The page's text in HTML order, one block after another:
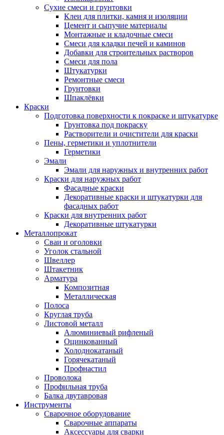
Сухие смеси и грунтовки
Клеи для плитки, камня и изоляции
Цемент и сыпучие материалы
Монтажные и кладочные смеси
Смеси для кладки печей и каминов
Добавки для строительных растворов
Смеси для пола
Штукатурки
Ремонтные смеси
Грунтовки
Шпаклёвки
Краски
Подготовка поверхности к покраске и штукатурке
Грунтовка под покраску
Растворители и очистители для краски
Пены, герметики и уплотнители
Герметики
Эмали
Эмали для наружных и внутренних работ
Краски для наружных работ
Фасадные краски
Декоративные краски и штукатурки для
фасадных работ
Краски для внутренних работ
Декоративные штукатурки
Металлопрокат
Сваи и оголовки
Уголок стальной
Швеллер
Штакетник
Арматура
Композитная
Металлическая
Полоса
Круглая труба
Листовой металл
Алюминиевый рифленый
Оцинкованный
Холоднокатаный
Горячекатаный
Профнастил
Проволока
Профильная труба
Балка двутавровая
Инструменты
Сварочное оборудование
Сварочные аппараты
Аксессуары для сварки